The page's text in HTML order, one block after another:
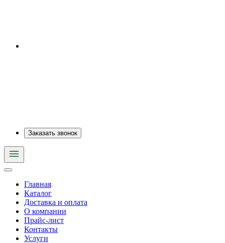
Заказать звонок
Главная
Каталог
Доставка и оплата
О компании
Прайс-лист
Контакты
Услуги